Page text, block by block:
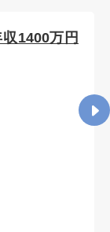
1400万円